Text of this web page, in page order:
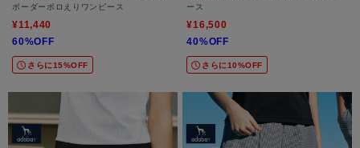
ボーダーポロえりワンピース
¥11,440
60%OFF
さらに15%OFF
ース
¥16,500
40%OFF
さらに10%OFF